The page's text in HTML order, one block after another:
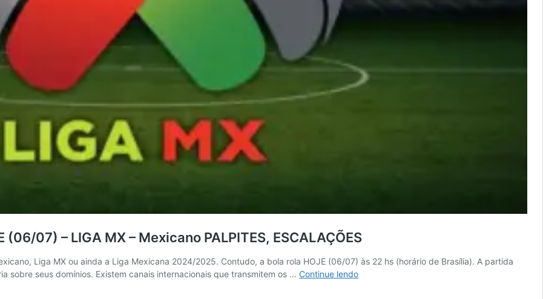
(06/07) – LIGA MX – Mexicano PALPITES, ESCALAÇÕES
Liga MX ou ainda a Liga Mexicana 2024/2025. Contudo, a bola rola HOJE (06/07) às 22 hs (horário de Brasília). A partida
seus domínios. Existem canais internacionais que transmitem os … Continue lendoASSISTIR